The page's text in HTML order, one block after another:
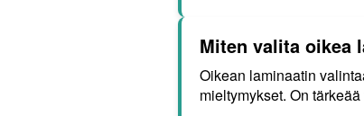
Miten valita oikea
Oikean laminaatin
mieltymykset. On